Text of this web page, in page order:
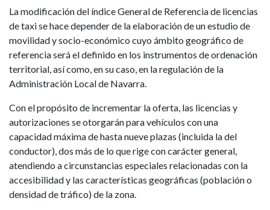
La modificación del índice General de Referencia de licencias
de taxi se hace depender de la elaboración de un estudio de
movilidad y socio-económico cuyo ámbito geográfico de
referencia será el definido en los instrumentos de ordenación
territorial, así como, en su caso, en la regulación de la
Administración Local de Navarra.
Con el propósito de incrementar la oferta, las licencias y
autorizaciones se otorgarán para vehículos con una
capacidad máxima de hasta nueve plazas (incluida la del
conductor), dos más de lo que rige con carácter general,
atendiendo a circunstancias especiales relacionadas con la
accesibilidad y las características geográficas (población o
densidad de tráfico) de la zona.